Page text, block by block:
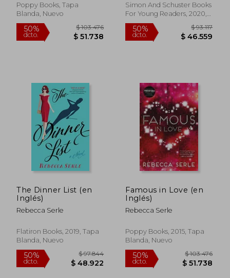
50%
dcto.
$ 93.558 50%
dcto.
Poppy Books, Tapa
Blanda, Nuevo
Simon And Schuster Books
For Young Readers, 2020,
Tapa Blanda, Nuevo
The Dinner List (en
Inglés)
Rebecca Serle
Flatiron Books, 2019, Tapa
Blanda, Nuevo
Famous in Love (en
Inglés)
Rebecca Serle
Poppy Books, 2015, Tapa
Blanda, Nuevo